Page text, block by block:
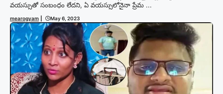
వయస్సుతో సంబంధం లేదని, ఏ వయస్సులోనైనా ప్రేమ ...
mearogyam May 6, 2023